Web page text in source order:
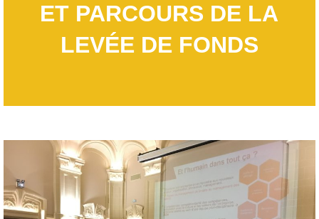
ET PARCOURS DE LA
LEVÉE DE FONDS